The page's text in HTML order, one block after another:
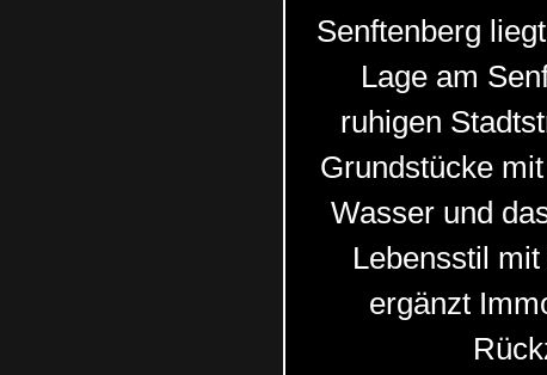
Senftenberg
Lage am
ruhigen
Grundstücke
Wasser und
Lebensstil
ergänzt